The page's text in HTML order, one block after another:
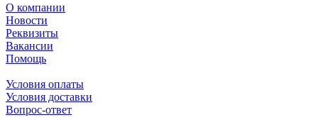
О компании
Новости
Реквизиты
Вакансии
Помощь
Условия оплаты
Условия доставки
Вопрос-ответ